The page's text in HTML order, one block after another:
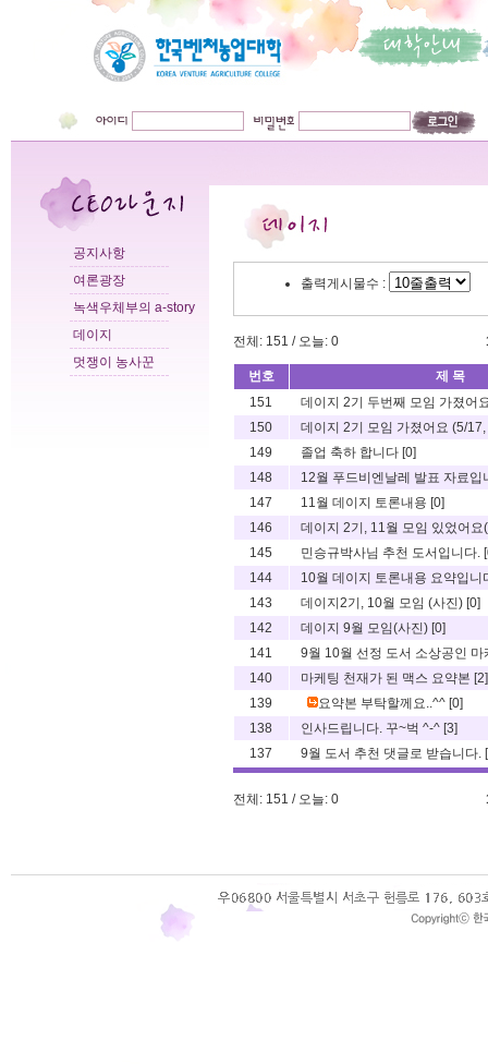
공지사항
여론광장
녹색우체부의 a-story
데이지
멋쟁이 농사꾼
출력게시물수 :
전체: 151 / 오늘: 0
번호
제 목
151
데이지 2기 두번째 모임 가졌어
150
데이지 2기 모임 가졌어요 (5/
149
졸업 축하 합니다 [0]
148
12월 푸드비엔날레 발표 자료입
147
11월 데이지 토론내용 [0]
146
데이지 2기, 11월 모임 있었어
145
민승규박사님 추천 도서입니다.
144
10월 데이지 토론내용 요약입니
143
데이지2기, 10월 모임 (사진) [0]
142
데이지 9월 모임(사진) [0]
141
9월 10월 선정 도서 소상공인
140
마케팅 천재가 된 맥스 요약본 [2]
139
요약본 부탁할께요..^^ [0]
138
인사드립니다. 꾸~벅 ^-^ [3]
137
9월 도서 추천 댓글로 받습니다.
전체: 151 / 오늘: 0